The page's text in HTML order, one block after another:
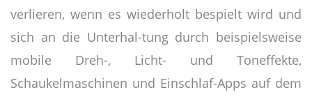
verlieren, wenn es wiederholt bespielt wird und
sich an die Unterhal-tung durch beispielsweise
mobile Dreh-, Licht- und Toneffekte,
Schaukelmaschinen und Einschlaf-Apps auf dem